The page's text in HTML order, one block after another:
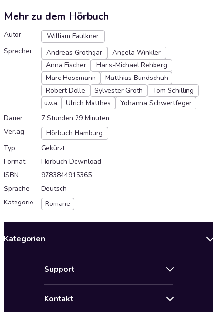
Mehr zu dem Hörbuch
Autor
William Faulkner
Sprecher
Andreas Grothgar
Angela Winkler
Anna Fischer
Hans-Michael Rehberg
Marc Hosemann
Matthias Bundschuh
Robert Dölle
Sylvester Groth
Tom Schilling
u.v.a.
Ulrich Matthes
Yohanna Schwertfeger
Dauer
7 Stunden 29 Minuten
Verlag
Hörbuch Hamburg
Typ
Gekürzt
Format
Hörbuch Download
ISBN
9783844915365
Sprache
Deutsch
Kategorie
Romane
Kategorien
Support
Kontakt